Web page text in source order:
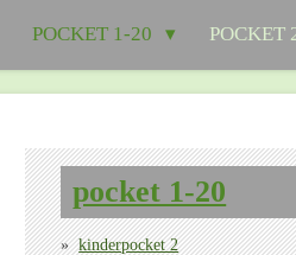
POCKET 1-20 POCKET
pocket 1-20
kinderpocket 2